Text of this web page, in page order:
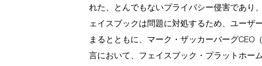
れた、とんでもないプライバシー侵害であり
ェイスブックは問題に対処するため、ユーザ
まるとともに、マーク・ザッカーバーグCEO
言において、フェイスブック・プラットホー